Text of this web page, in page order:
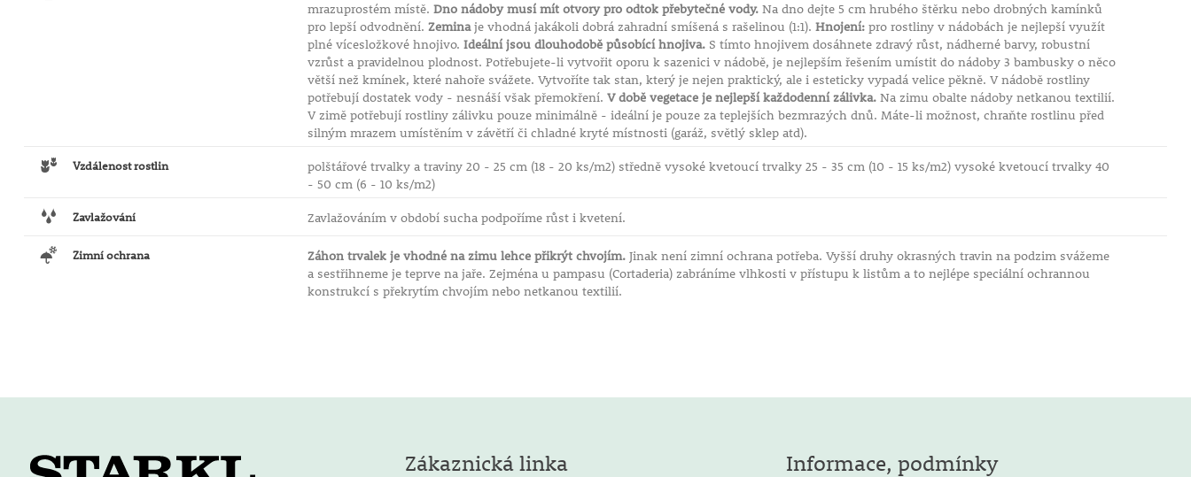
mrazuprostém místě. Dno nádoby musí mít otvory pro odtok přebytečné vody.Na dno dejte 5 cm hrubého štěrku nebo drobných kamínků
pro lepší odvodnění. Zeminaje vhodná jakákoli dobrá zahradní smíšená s rašelinou (1:1). Hnojení:pro rostliny v nádobách je nejlepší využít
plné vícesložkové hnojivo. Ideální jsou dlouhodobě působící hnojiva.S tímto hnojivem dosáhnete zdravý růst, nádherné barvy, robustní
vzrůst a pravidelnou plodnost. Potřebujete-li vytvořit oporu k sazenici v nádobě, je nejlepším řešením umístit do nádoby 3 bambusky o něco
větší než kmínek, které nahoře svážete. Vytvoříte tak stan, který je nejen praktický, ale i esteticky vypadá velice pěkně. V nádobě rostliny
potřebují dostatek vody - nesnáší však přemokření. V době vegetace je nejlepší každodenní zálivka.Na zimu obalte nádoby netkanou textilií.
V zimě potřebují rostliny zálivku pouze minimálně - ideální je pouze za teplejších bezmrazých dnů. Máte-li možnost, chraňte rostlinu před
silným mrazem umístěním v závětří či chladné kryté místnosti (garáž, světlý sklep atd).
Vzdálenost rostlin
polštářové trvalky a traviny 20 - 25 cm (18 - 20 ks/m2) středně vysoké kvetoucí trvalky 25 - 35 cm (10 - 15 ks/m2) vysoké kvetoucí trvalky 40
- 50 cm (6 - 10 ks/m2)
Zavlažování Zavlažováním v období sucha podpoříme růst i kvetení.
Zimní ochrana Záhon trvalek je vhodné na zimu lehce přikrýt chvojím.Jinak není zimní ochrana potřeba. Vyšší druhy okrasných travin na podzim svážeme
a sestřihneme je teprve na jaře. Zejména u pampasu (Cortaderia) zabráníme vlhkosti v přístupu k listům a to nejlépe speciální ochrannou
konstrukcí s překrytím chvojím nebo netkanou textilií.
Zákaznická linka Informace, podmínky